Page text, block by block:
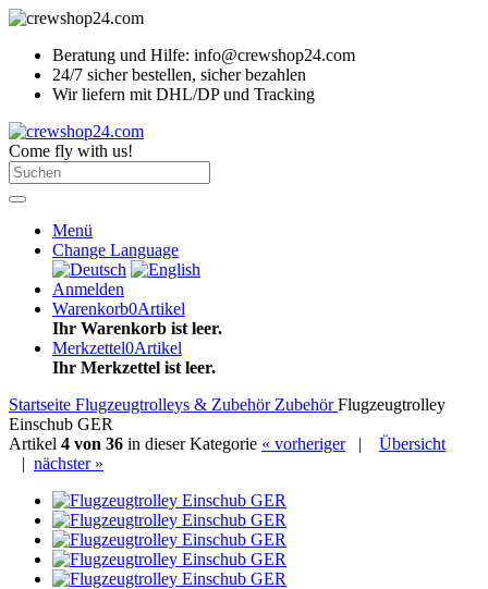
Beratung und Hilfe: info@crewshop24.com
24/7 sicher bestellen, sicher bezahlen
Wir liefern mit DHL/DP und Tracking
Come fly with us!
Menü
Change Language
Anmelden
Warenkorb0Artikel
Ihr Warenkorb ist leer.
Merkzettel0Artikel
Ihr Merkzettel ist leer.
Startseite Flugzeugtrolleys & Zubehör Zubehör Flugzeugtrolley
Einschub GER
Artikel 4 von 36 in dieser Kategorie « vorheriger| Übersicht
| nächster »